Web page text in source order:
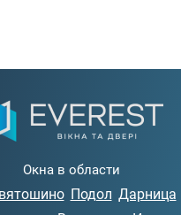
Окна в области
Подол Дарница